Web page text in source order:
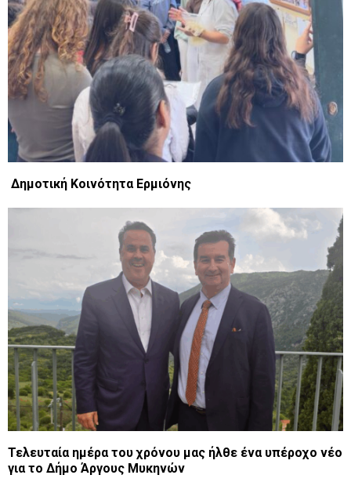
Δημοτική Κοινότητα Ερμιόνης
Τελευταία ημέρα του χρόνου μας ήλθε ένα υπέροχο νέο
για το Δήμο Άργους Μυκηνών